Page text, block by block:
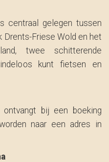
centraal gelegen tussen
Drents-Friese Wold en het
twee schitterende
kunt fietsen en
bij een boeking
naar een adres in